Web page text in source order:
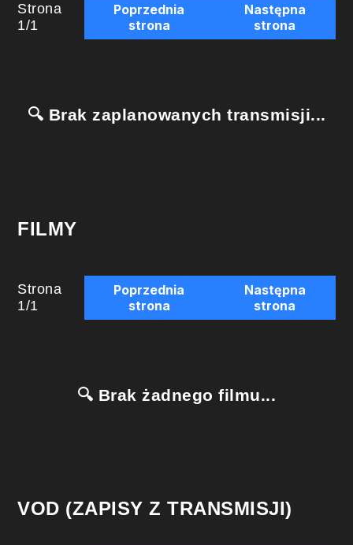
Strona
1/1
Poprzednia
strona
Następna
strona
🔍 Brak zaplanowanych transmisji...
FILMY
Strona
1/1
Poprzednia
strona
Następna
strona
🔍 Brak żadnego filmu...
VOD (ZAPISY Z TRANSMISJI)